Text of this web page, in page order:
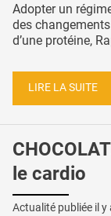
Adopter un
des
d’une protéine,
LIRE LA SUITE
le cardio
Actualité publiée il y